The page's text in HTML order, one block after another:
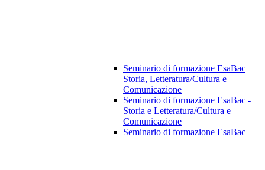
Seminario di formazione EsaBac
Storia, Letteratura/Cultura e
Comunicazione
Seminario di formazione EsaBac -
Storia e Letteratura/Cultura e
Comunicazione
Seminario di formazione EsaBac